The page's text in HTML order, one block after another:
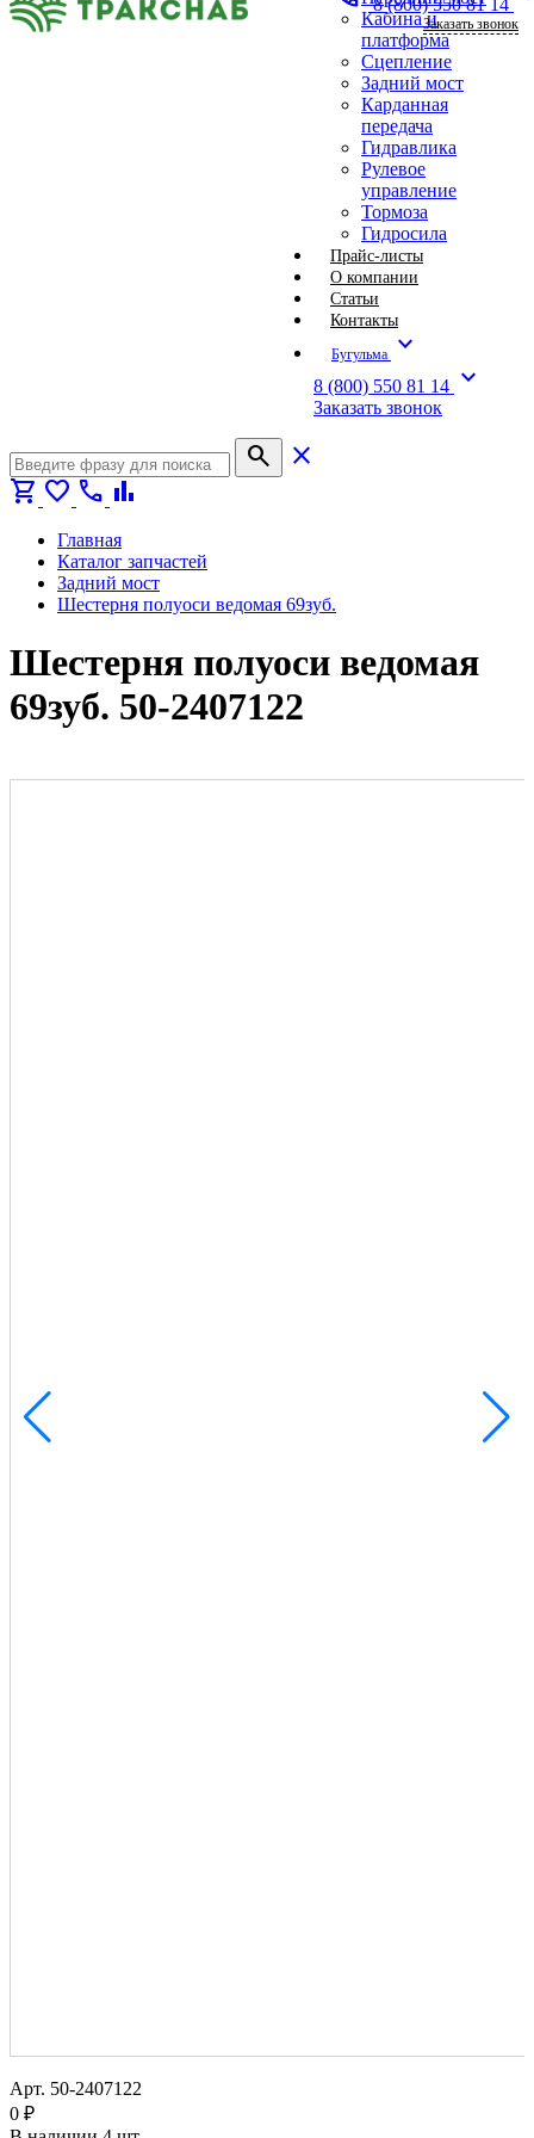
Кабина и
платформа
Сцепление
Задний мост
Карданная
передача
Гидравлика
Рулевое
управление
Тормоза
Гидросила
Прайс-листы
О компании
Статьи
Контакты
Бугульма expand_more
8 (800) 550 81 14 expand_more
Заказать звонок
Заказать звонок
search
close
shopping_cart favorite call bar_chart
Главная
Каталог запчастей
Задний мост
Шестерня полуоси ведомая 69зуб.
Шестерня полуоси ведомая
69зуб. 50-2407122
Арт. 50-2407122
0 ₽